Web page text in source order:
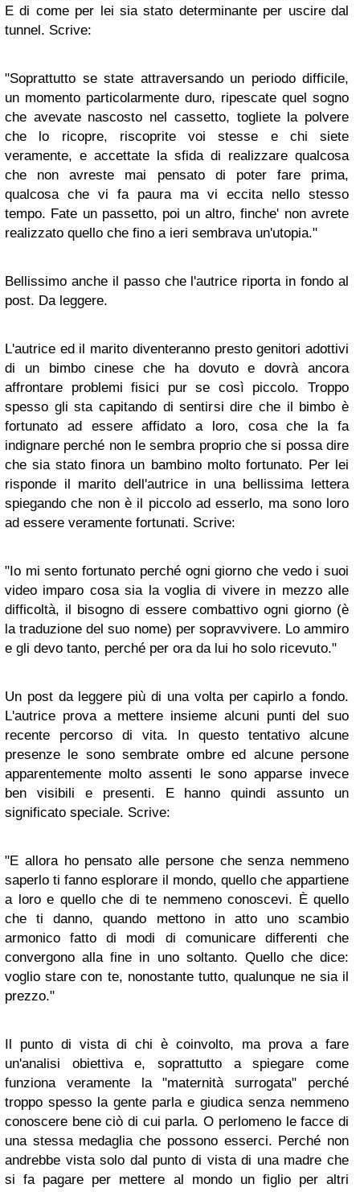
E di come per lei sia stato determinante per uscire dal
tunnel. Scrive:
"Soprattutto se state attraversando un periodo difficile,
un momento particolarmente duro, ripescate quel sogno
che avevate nascosto nel cassetto, togliete la polvere
che lo ricopre, riscoprite voi stesse e chi siete
veramente, e accettate la sfida di realizzare qualcosa
che non avreste mai pensato di poter fare prima,
qualcosa che vi fa paura ma vi eccita nello stesso
tempo. Fate un passetto, poi un altro, finche' non avrete
realizzato quello che fino a ieri sembrava un'utopia."
Bellissimo anche il passo che l'autrice riporta in fondo al
post. Da leggere.
L'autrice ed il marito diventeranno presto genitori adottivi
di un bimbo cinese che ha dovuto e dovrà ancora
affrontare problemi fisici pur se così piccolo. Troppo
spesso gli sta capitando di sentirsi dire che il bimbo è
fortunato ad essere affidato a loro, cosa che la fa
indignare perché non le sembra proprio che si possa dire
che sia stato finora un bambino molto fortunato. Per lei
risponde il marito dell'autrice in una bellissima lettera
spiegando che non è il piccolo ad esserlo, ma sono loro
ad essere veramente fortunati. Scrive:
"Io mi sento fortunato perché ogni giorno che vedo i suoi
video imparo cosa sia la voglia di vivere in mezzo alle
difficoltà, il bisogno di essere combattivo ogni giorno (è
la traduzione del suo nome) per sopravvivere. Lo ammiro
e gli devo tanto, perché per ora da lui ho solo ricevuto."
Un post da leggere più di una volta per capirlo a fondo.
L'autrice prova a mettere insieme alcuni punti del suo
recente percorso di vita. In questo tentativo alcune
presenze le sono sembrate ombre ed alcune persone
apparentemente molto assenti le sono apparse invece
ben visibili e presenti. E hanno quindi assunto un
significato speciale. Scrive:
"E allora ho pensato alle persone che senza nemmeno
saperlo ti fanno esplorare il mondo, quello che appartiene
a loro e quello che di te nemmeno conoscevi. È quello
che ti danno, quando mettono in atto uno scambio
armonico fatto di modi di comunicare differenti che
convergono alla fine in uno soltanto. Quello che dice:
voglio stare con te, nonostante tutto, qualunque ne sia il
prezzo."
Il punto di vista di chi è coinvolto, ma prova a fare
un'analisi obiettiva e, soprattutto a spiegare come
funziona veramente la "maternità surrogata" perché
troppo spesso la gente parla e giudica senza nemmeno
conoscere bene ciò di cui parla. O perlomeno le facce di
una stessa medaglia che possono esserci. Perché non
andrebbe vista solo dal punto di vista di una madre che
si fa pagare per mettere al mondo un figlio per altri